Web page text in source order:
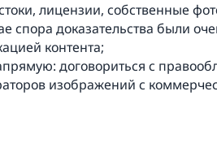
лицензии, собственные
спора доказательства были
контента;
договориться с
изображений с